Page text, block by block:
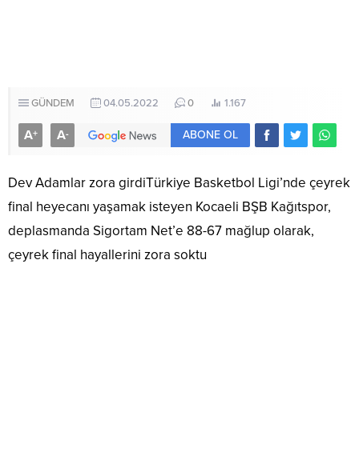
GÜNDEM 04.05.2022 0 1.167
A+ A- ABONE OL
Dev Adamlar zora girdiTürkiye Basketbol Ligi’nde çeyrek
final heyecanı yaşamak isteyen Kocaeli BŞB Kağıtspor,
deplasmanda Sigortam Net’e 88-67 mağlup olarak,
çeyrek final hayallerini zora soktu